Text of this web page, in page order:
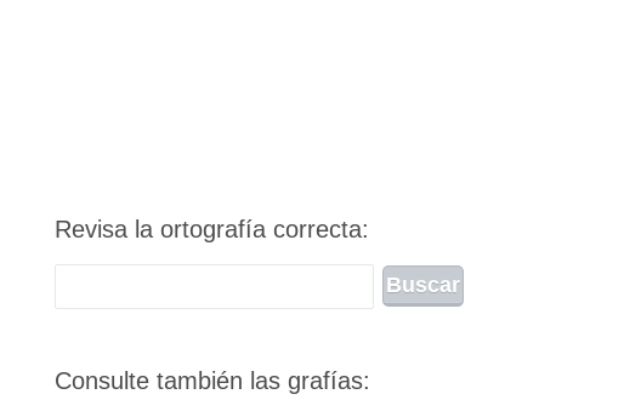
Revisa la ortografía correcta:
Consulte también las grafías: